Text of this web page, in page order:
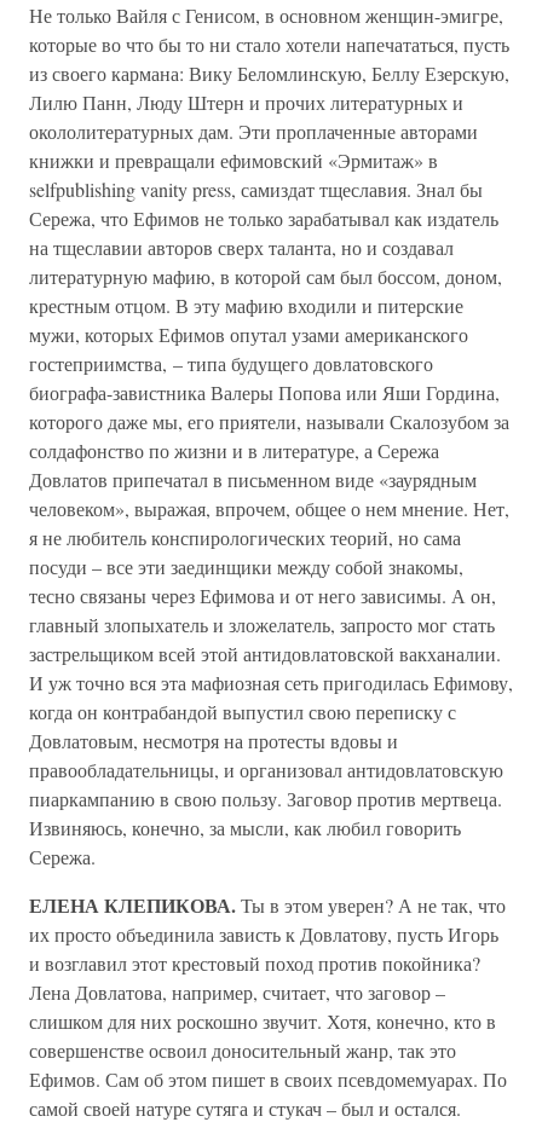
Не только Вайля с Генисом, в основном женщин-эмигре,
которые во что бы то ни стало хотели напечататься, пусть
из своего кармана: Вику Беломлинскую, Беллу Езерскую,
Лилю Панн, Люду Штерн и прочих литературных и
окололитературных дам. Эти проплаченные авторами
книжки и превращали ефимовский «Эрмитаж» в
selfpublishing vanity press, самиздат тщеславия. Знал бы
Сережа, что Ефимов не только зарабатывал как издатель
на тщеславии авторов сверх таланта, но и создавал
литературную мафию, в которой сам был боссом, доном,
крестным отцом. В эту мафию входили и питерские
мужи, которых Ефимов опутал узами американского
гостеприимства, – типа будущего довлатовского
биографа-завистника Валеры Попова или Яши Гордина,
которого даже мы, его приятели, называли Скалозубом за
солдафонство по жизни и в литературе, а Сережа
Довлатов припечатал в письменном виде «заурядным
человеком», выражая, впрочем, общее о нем мнение. Нет,
я не любитель конспирологических теорий, но сама
посуди – все эти заединщики между собой знакомы,
тесно связаны через Ефимова и от него зависимы. А он,
главный злопыхатель и зложелатель, запросто мог стать
застрельщиком всей этой антидовлатовской вакханалии.
И уж точно вся эта мафиозная сеть пригодилась Ефимову,
когда он контрабандой выпустил свою переписку с
Довлатовым, несмотря на протесты вдовы и
правообладательницы, и организовал антидовлатовскую
пиаркампанию в свою пользу. Заговор против мертвеца.
Извиняюсь, конечно, за мысли, как любил говорить
Сережа.
ЕЛЕНА КЛЕПИКОВА.Ты в этом уверен? А не так, что
их просто объединила зависть к Довлатову, пусть Игорь
и возглавил этот крестовый поход против покойника?
Лена Довлатова, например, считает, что заговор –
слишком для них роскошно звучит. Хотя, конечно, кто в
совершенстве освоил доносительный жанр, так это
Ефимов. Сам об этом пишет в своих псевдомемуарах. По
самой своей натуре сутяга и стукач – был и остался.